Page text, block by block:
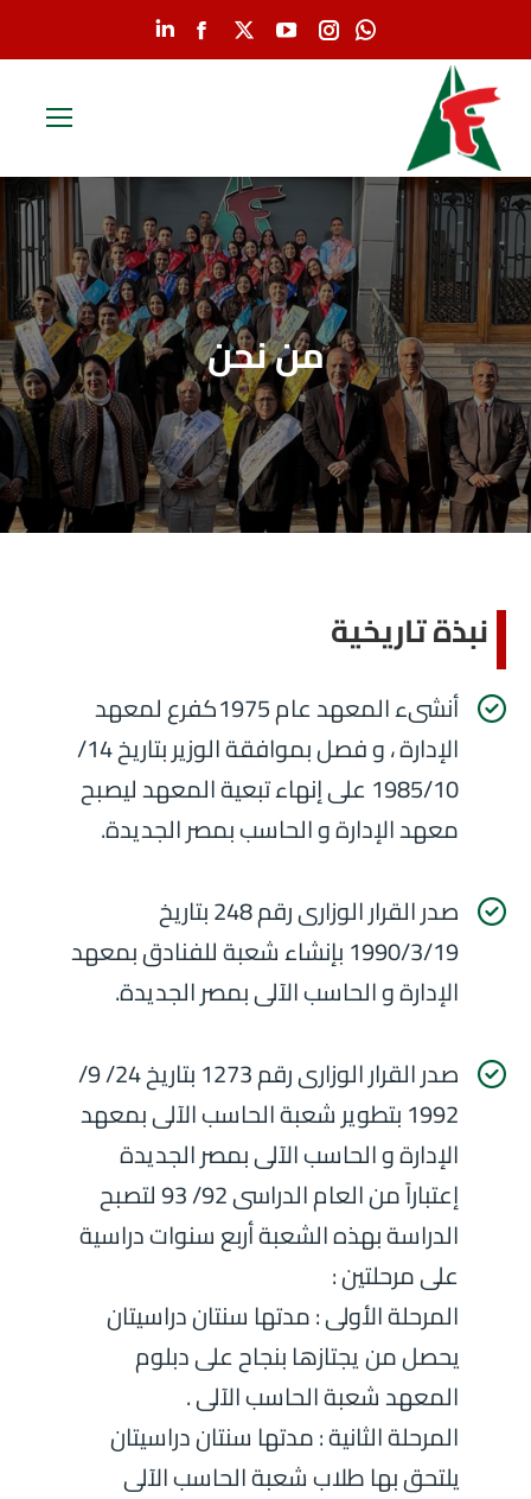
Whatsapp
page
window
Instagram
page
window
YouTube
page
window
page
window
Facebook
page
window
page
window
من نحن
نبذة تاريخية
أنشىء المعهد عام 1975كفرع لمعهد
الإدارة ، و فصل بموافقة الوزير بتاريخ 14/
1985/10 على إنهاء تبعية المعهد ليصبح
معهد الإدارة و الحاسب بمصر الجديدة.
صدر القرار الوزارى رقم 248 بتاريخ
1990/3/19 بإنشاء شعبة للفنادق بمعهد
الإدارة و الحاسب الآلى بمصر الجديدة.
صدر القرار الوزارى رقم 1273 بتاريخ 24/ 9/
1992 بتطوير شعبة الحاسب الآلى بمعهد
الإدارة و الحاسب الآلى بمصر الجديدة
إعتباراً من العام الدراسى 92/ 93 لتصبح
الدراسة بهذه الشعبة أربع سنوات دراسية
على مرحلتين :
المرحلة الأولى : مدتها سنتان دراسيتان
يحصل من يجتازها بنجاح على دبلوم
المعهد شعبة الحاسب الآلى .
المرحلة الثانية : مدتها سنتان دراسيتان
يلتحق بها طلاب شعبة الحاسب الآلى